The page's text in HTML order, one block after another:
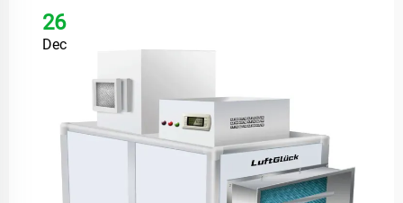
26
Dec